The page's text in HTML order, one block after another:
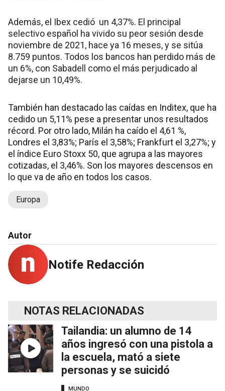
Además, el Ibex cedió un 4,37%. El principal
selectivo español ha vivido su peor sesión desde
noviembre de 2021, hace ya 16 meses, y se sitúa
8.759 puntos. Todos los bancos han perdido más de
un 6%, con Sabadell como el más perjudicado al
dejarse un 10,49%.
También han destacado las caídas en Inditex, que ha
cedido un 5,11% pese a presentar unos resultados
récord. Por otro lado, Milán ha caído el 4,61 %,
Londres el 3,83%; París el 3,58%; Frankfurt el 3,27%; y
el índice Euro Stoxx 50, que agrupa a las mayores
cotizadas, el 3,46%. Son los mayores descensos en
lo que va de año en todos los casos.
Europa
Autor
Notife Redacción
NOTAS RELACIONADAS
Tailandia: un alumno de 14
años ingresó con una pistola a
la escuela, mató a siete
personas y se suicidó
MUNDO